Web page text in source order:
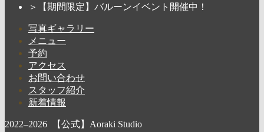
＞
【期間限定】バルーンイベント開催中！
写真ギャラリー
メニュー
予約
アクセス
お問い合わせ
スタッフ紹介
新着情報
2022–2026 【公式】Aoraki Studio